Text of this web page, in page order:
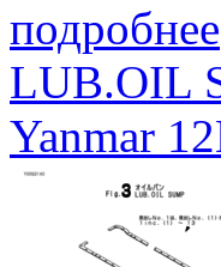
подробнее
LUB.OIL
Yanmar